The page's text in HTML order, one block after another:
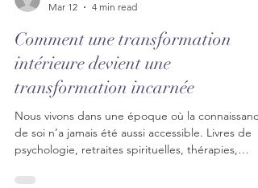
adelaideklarwein
Mar 12
4 min read
Comment une transformation
intérieure devient une
transformation incarnée
Nous vivons dans une époque où la connaissance